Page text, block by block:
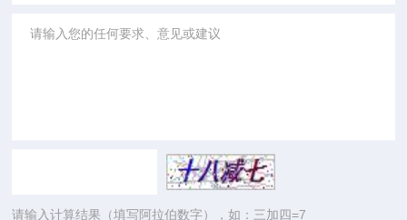
请输入计算结果（填写阿拉伯数字），如：三加四=7